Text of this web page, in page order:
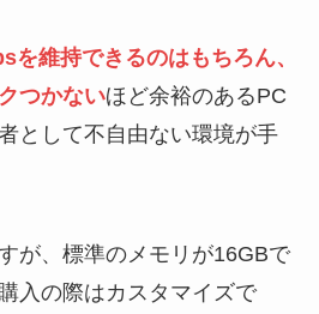
を維持できるのはもちろん、
つかないほど余裕のあるPC
として不自由ない環境が手
が、標準のメモリが16GBで
入の際はカスタマイズで